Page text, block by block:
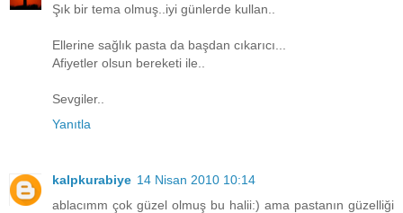
Şık bir tema olmuş..iyi günlerde kullan..
Ellerine sağlık pasta da başdan cıkarıcı...
Afiyetler olsun bereketi ile..
Sevgiler..
Yanıtla
kalpkurabiye 14 Nisan 2010 10:14
ablacımm çok güzel olmuş bu halii:) ama pastanın güzelliği